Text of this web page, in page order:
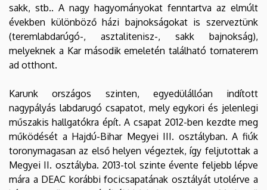
sakk, stb.. A nagy hagyományokat fenntartva az elmúlt
években különböző házi bajnokságokat is szerveztünk
(teremlabdarúgó-, asztalitenisz-, sakk bajnokság),
melyeknek a Kar második emeletén található tornaterem
ad otthont.
Karunk országos szinten, egyedülállóan indított
nagypályás labdarugó csapatot, mely egykori és jelenlegi
műszakis hallgatókra épít. A csapat 2012-ben kezdte meg
működését a Hajdú-Bihar Megyei III. osztályban. A fiúk
toronymagasan az első helyen végeztek, így feljutottak a
Megyei II. osztályba. 2013-tol szinte évente feljebb lépve
mára a DEAC korábbi focicsapatának osztályát utolérve a